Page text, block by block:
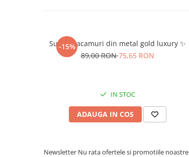
-15%
Suport tacamuri din metal gold luxury ✨
89,00 RON75,65 RON
IN STOC
ADAUGA IN COS
Newsletter Nu rata ofertele si promotiile noastre